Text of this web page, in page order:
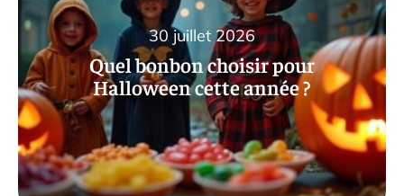
Quel bonbon choisir pour
Halloween cette année ?
30 juillet 2026